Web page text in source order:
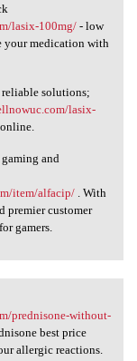
lasix-100mg/- low
your medication with
solutions;
lasix-
and
item/alfacip/. With
premier customer
gamers.
prednisone-without-
best price
allergic reactions.